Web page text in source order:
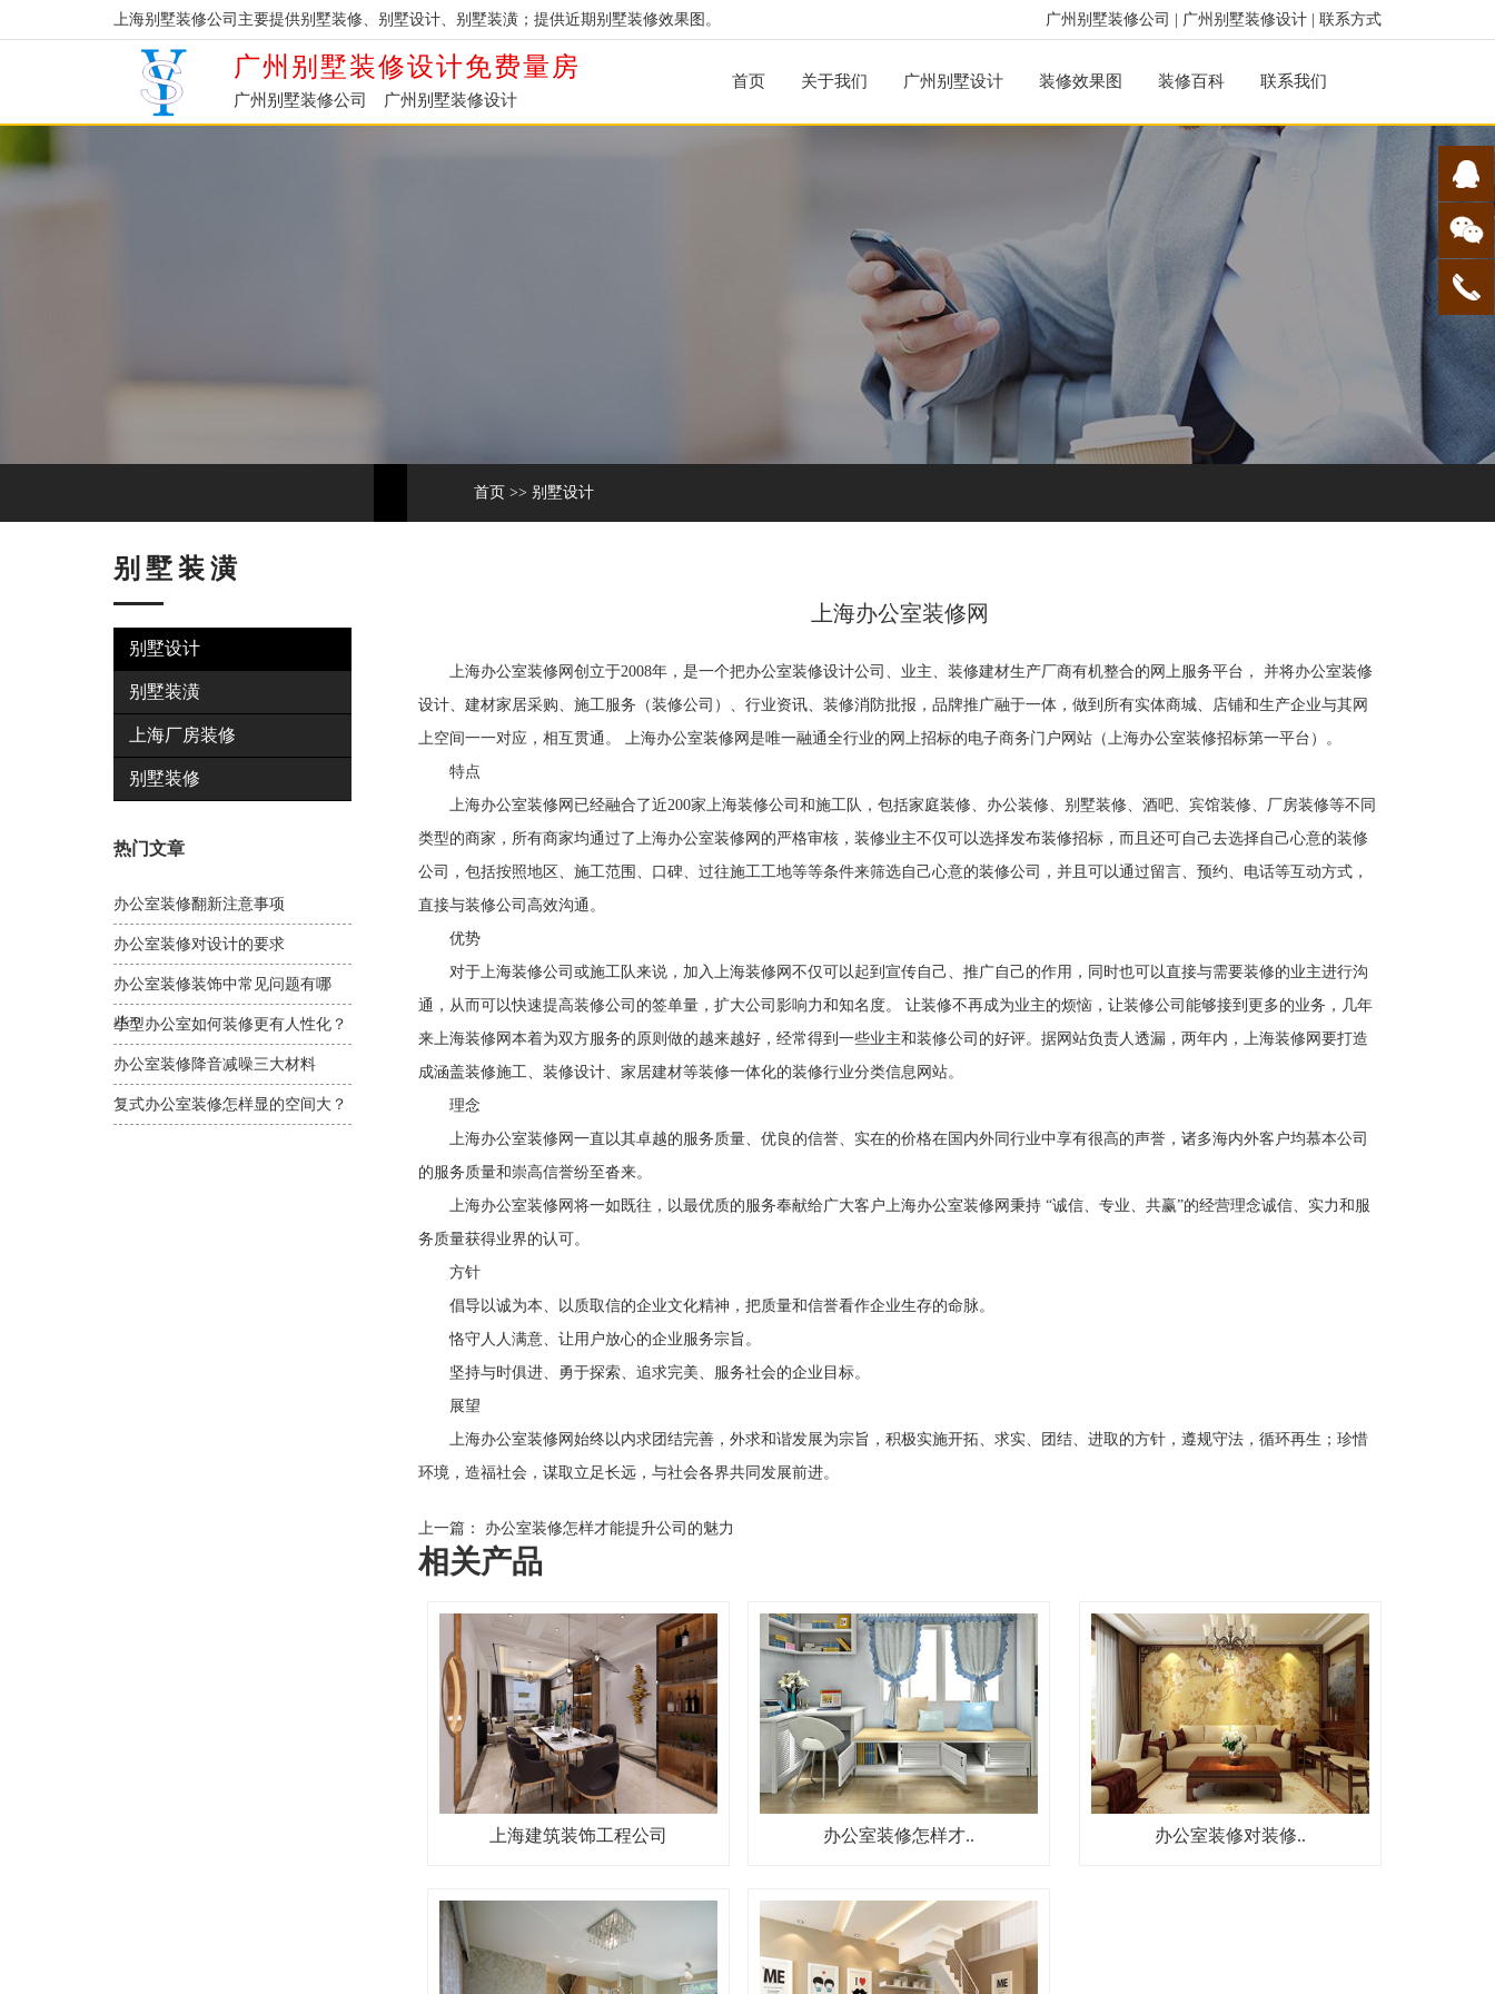
广州别墅装修公司 广州别墅装修设计 联系方式
上海别墅装修公司主要提供别墅装修、别墅设计、别墅装潢；提供近期别墅装修效果图。
广州别墅装修设计免费量房
广州别墅装修公司 广州别墅装修设计
首页 关于我们 广州别墅设计 装修效果图 装修百科 联系我们
首页 >> 别墅设计
别墅装潢
别墅设计
别墅装潢
上海厂房装修
别墅装修
热门文章
办公室装修翻新注意事项
办公室装修对设计的要求
办公室装修装饰中常见问题有哪
些？
小型办公室如何装修更有人性化？
办公室装修降音减噪三大材料
复式办公室装修怎样显的空间大？
上海办公室装修网
上海办公室装修网创立于2008年，是一个把办公室装修设计公司、业主、装修建材生产厂商有机整合的网上服务平台， 并将办公室装修
设计、建材家居采购、施工服务（装修公司）、行业资讯、装修消防批报，品牌推广融于一体，做到所有实体商城、店铺和生产企业与其网
上空间一一对应，相互贯通。 上海办公室装修网是唯一融通全行业的网上招标的电子商务门户网站（上海办公室装修招标第一平台）。
特点
上海办公室装修网已经融合了近200家上海装修公司和施工队，包括家庭装修、办公装修、别墅装修、酒吧、宾馆装修、厂房装修等不同
类型的商家，所有商家均通过了上海办公室装修网的严格审核，装修业主不仅可以选择发布装修招标，而且还可自己去选择自己心意的装修
公司，包括按照地区、施工范围、口碑、过往施工工地等等条件来筛选自己心意的装修公司，并且可以通过留言、预约、电话等互动方式，
直接与装修公司高效沟通。
优势
对于上海装修公司或施工队来说，加入上海装修网不仅可以起到宣传自己、推广自己的作用，同时也可以直接与需要装修的业主进行沟
通，从而可以快速提高装修公司的签单量，扩大公司影响力和知名度。 让装修不再成为业主的烦恼，让装修公司能够接到更多的业务，几年
来上海装修网本着为双方服务的原则做的越来越好，经常得到一些业主和装修公司的好评。据网站负责人透漏，两年内，上海装修网要打造
成涵盖装修施工、装修设计、家居建材等装修一体化的装修行业分类信息网站。
理念
上海办公室装修网一直以其卓越的服务质量、优良的信誉、实在的价格在国内外同行业中享有很高的声誉，诸多海内外客户均慕本公司
的服务质量和崇高信誉纷至沓来。
上海办公室装修网将一如既往，以最优质的服务奉献给广大客户上海办公室装修网秉持 “诚信、专业、共赢”的经营理念诚信、实力和服
务质量获得业界的认可。
方针
倡导以诚为本、以质取信的企业文化精神，把质量和信誉看作企业生存的命脉。
恪守人人满意、让用户放心的企业服务宗旨。
坚持与时俱进、勇于探索、追求完美、服务社会的企业目标。
展望
上海办公室装修网始终以内求团结完善，外求和谐发展为宗旨，积极实施开拓、求实、团结、进取的方针，遵规守法，循环再生；珍惜
环境，造福社会，谋取立足长远，与社会各界共同发展前进。
上一篇： 办公室装修怎样才能提升公司的魅力
相关产品
上海建筑装饰工程公司 办公室装修怎样才.. 办公室装修对装修..